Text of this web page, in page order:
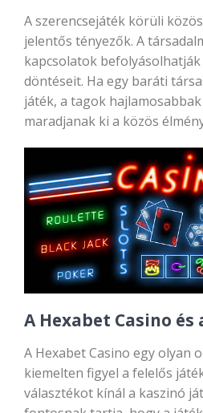
A szerencsejáték körüli
jelentős tényezők. A
kapcsolatok
döntéseit. Ha egy baráti
játék, a tagok
maradjanak ki a közös
A Hexabet Casino
A Hexabet Casino egy olyan
kiemelten figyel a felelős
választékot kínál a kaszinó